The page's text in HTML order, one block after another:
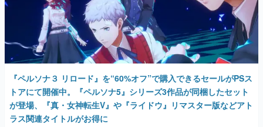
特集記事
マンガ
女性向け
アプリレビュー
その他
『ペルソナ３ リロード』を“60%オフ”で購入できるセールがPSス
トアにて開催中。『ペルソナ5』シリーズ3作品が同梱したセット
が登場、『真・女神転生V』や『ライドウ』リマスター版などアト
ラス関連タイトルがお得に